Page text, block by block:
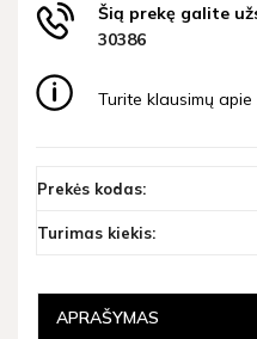
Šią prekę galite
30386
Turite klausimų apie
Prekės kodas:
Turimas kiekis:
APRAŠYMAS